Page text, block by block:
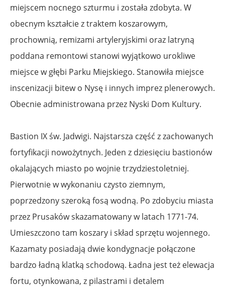
miejscem nocnego szturmu i została zdobyta. W
obecnym kształcie z traktem koszarowym,
prochownią, remizami artyleryjskimi oraz latryną
poddana remontowi stanowi wyjątkowo urokliwe
miejsce w głębi Parku Miejskiego. Stanowiła miejsce
inscenizacji bitew o Nysę i innych imprez plenerowych.
Obecnie administrowana przez Nyski Dom Kultury.
Bastion IX św. Jadwigi. Najstarsza część z zachowanych
fortyfikacji nowożytnych. Jeden z dziesięciu bastionów
okalających miasto po wojnie trzydziestoletniej.
Pierwotnie w wykonaniu czysto ziemnym,
poprzedzony szeroką fosą wodną. Po zdobyciu miasta
przez Prusaków skazamatowany w latach 1771-74.
Umieszczono tam koszary i skład sprzętu wojennego.
Kazamaty posiadają dwie kondygnacje połączone
bardzo ładną klatką schodową. Ładna jest też elewacja
fortu, otynkowana, z pilastrami i detalem